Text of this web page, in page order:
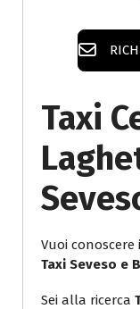
Taxi
Vuoi conoscere
Taxi Seveso e
Sei alla ricerca